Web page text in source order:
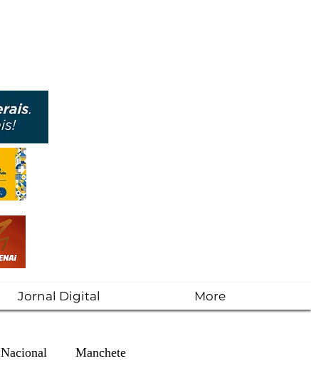
Jornal Digital More
Nacional Manchete